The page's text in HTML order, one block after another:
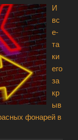
И
вс
е-
та
ки
его
за
кр
ыв
фонарей в